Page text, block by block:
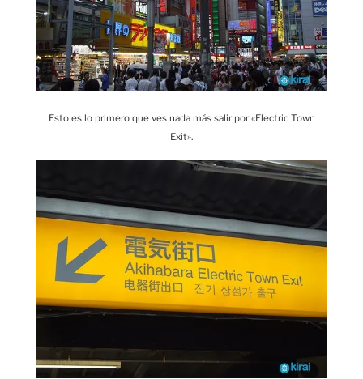
Esto es lo primero que ves nada más salir por «Electric Town
Exit».